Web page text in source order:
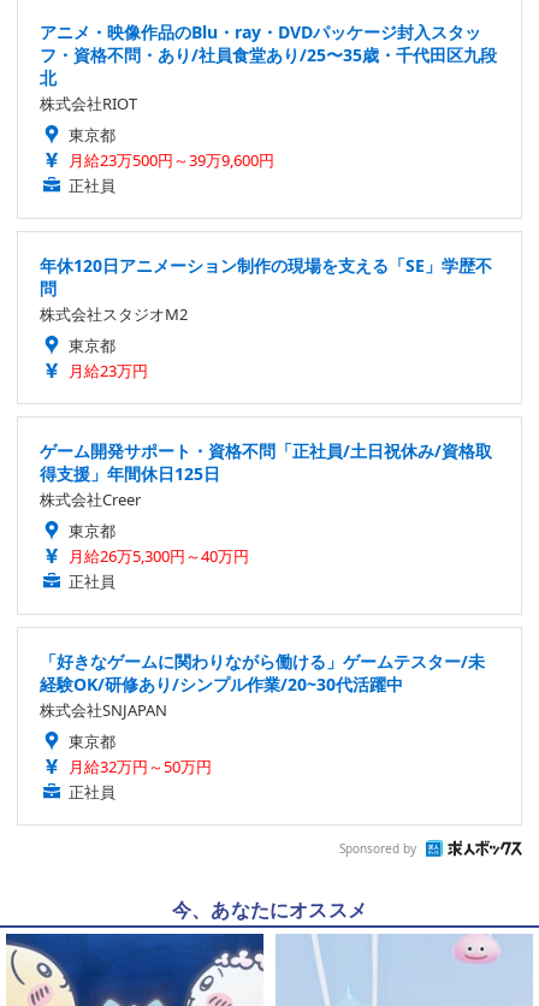
アニメ・映像作品のBlu・ray・DVDパッケージ封入スタッ
フ・資格不問・あり/社員食堂あり/25〜35歳・千代田区九段
北
株式会社RIOT
東京都
月給23万500円～39万9,600円
正社員
年休120日アニメーション制作の現場を支える「SE」学歴不
問
株式会社スタジオM2
東京都
月給23万円
ゲーム開発サポート・資格不問「正社員/土日祝休み/資格取
得支援」年間休日125日
株式会社Creer
東京都
月給26万5,300円～40万円
正社員
「好きなゲームに関わりながら働ける」ゲームテスター/未
経験OK/研修あり/シンプル作業/20~30代活躍中
株式会社SNJAPAN
東京都
月給32万円～50万円
正社員
Sponsored by
今、あなたにオススメ